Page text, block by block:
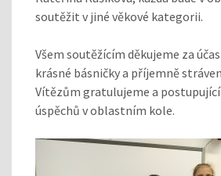
soutěžit v jiné věkové kategorii.
Všem soutěžícím děkujeme za
krásné básničky a příjemně
Vítězům gratulujeme a
úspěchů v oblastním kole.